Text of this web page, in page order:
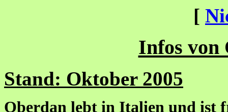
[
Infos von
Stand: Oktober 2005
Oberdan lebt in Italien und ist